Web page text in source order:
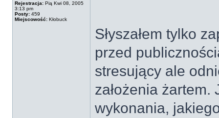
Rejestracja: Pią Kwi 08, 2005
3:13 pm
Posty: 459
Miejscowość: Kłobuck
Słyszałem tylko
przed
stresujący ale
założenia żartem.
wykonania,